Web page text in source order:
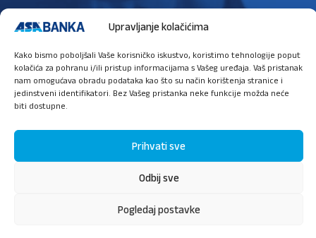
Upravljanje kolačićima
Kako bismo poboljšali Vaše korisničko iskustvo, koristimo tehnologije poput
kolačića za pohranu i/ili pristup informacijama s Vašeg uređaja. Vaš pristanak
nam omogućava obradu podataka kao što su način korištenja stranice i
jedinstveni identifikatori. Bez Vašeg pristanka neke funkcije možda neće
biti dostupne.
Prihvati sve
Odbij sve
Pogledaj postavke
Politika kolačića
SigurnostPriručnik za digitalne usluge